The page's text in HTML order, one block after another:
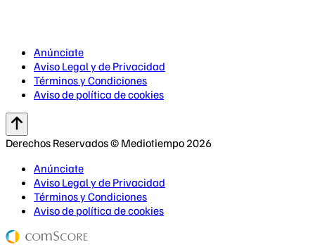
Anúnciate
Aviso Legal y de Privacidad
Términos y Condiciones
Aviso de política de cookies
Derechos Reservados © Mediotiempo 2026
Anúnciate
Aviso Legal y de Privacidad
Términos y Condiciones
Aviso de política de cookies